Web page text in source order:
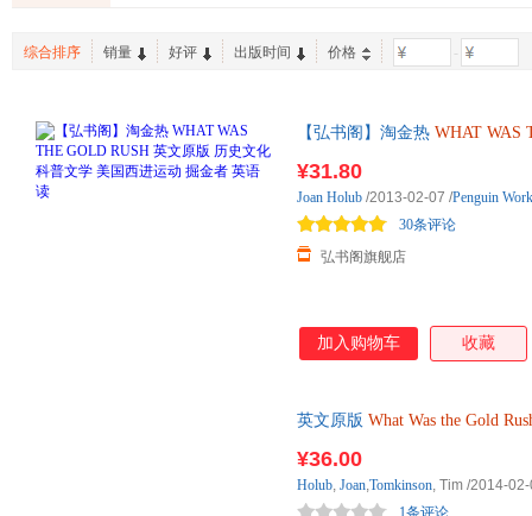
综合排序 销量 好评 出版时间 价格 -
【弘书阁】淘金热 WHAT WAS
金者 英语学习 学生课外阅读
¥31.80
弘书阁旗舰店
30条评论
Joan Holub /2013-02-07 /Penguin
加入购物车 收藏
英文原版 What Was the Gold
¥36.00
1条评论
Holub, Joan,Tomkinson, Tim /2014-